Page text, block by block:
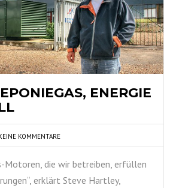
ENERGIE
KOMMENTARE
Motoren, die wir betreiben, erfüllen
erklärt Steve Hartley,